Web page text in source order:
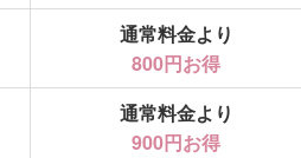
通常料金より
800円お得
通常料金より
900円お得